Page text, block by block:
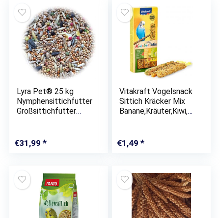
Lyra Pet® 25 kg
Nymphensittichfutter
Großsittichfutter
Halsbandsittich
Sittiche Sittichfutter
€31,99
Vitakraft Vogelsnack
Sittich Kräcker Mix
Banane,Kräuter,Kiwi,
€1,49